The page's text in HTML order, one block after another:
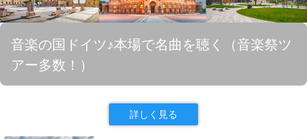
音楽の国ドイツ♪本場で名曲を聴く（音楽祭ツ
アー多数！）
詳しく見る